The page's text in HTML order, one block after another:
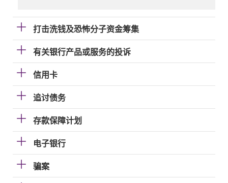
打击洗钱及恐怖分子资金筹集
有关银行产品或服务的投诉
信用卡
追讨债务
存款保障计划
电子银行
骗案